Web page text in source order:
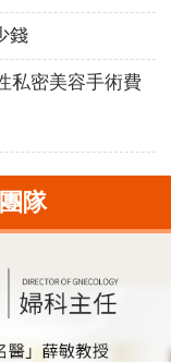
錢
私密美容手術費
隊